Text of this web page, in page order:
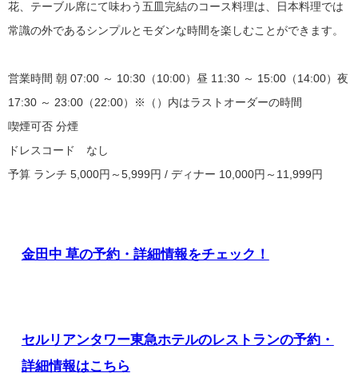
花、テーブル席にて味わう五皿完結のコース料理は、日本料理では
常識の外であるシンプルとモダンな時間を楽しむことができます。
営業時間 朝 07:00 ～ 10:30（10:00）昼 11:30 ～ 15:00（14:00）夜
17:30 ～ 23:00（22:00）※（）内はラストオーダーの時間
喫煙可否 分煙
ドレスコード なし
予算 ランチ 5,000円～5,999円 / ディナー 10,000円～11,999円
金田中 草の予約・詳細情報をチェック！
セルリアンタワー東急ホテルのレストランの予約・
詳細情報はこちら